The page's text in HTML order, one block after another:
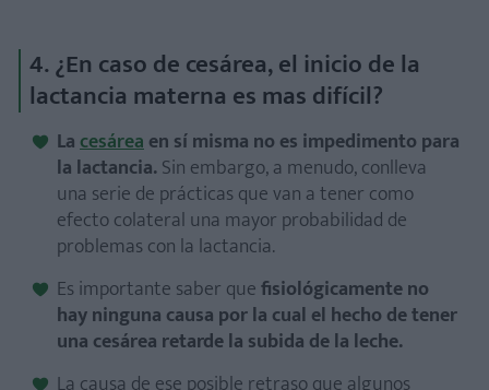
4. ¿En caso de cesárea, el inicio de la
lactancia materna es mas difícil?
Lacesáreaen sí misma no es impedimento para
la lactancia.Sin embargo, a menudo, conlleva
una serie de prácticas que van a tener como
efecto colateral una mayor probabilidad de
problemas con la lactancia.
Es importante saber quefisiológicamente no
hay ninguna causa por la cual el hecho de tener
una cesárea retarde la subida de la leche.